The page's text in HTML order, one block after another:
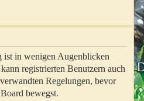
ist in wenigen Augenblicken
registrierten Benutzern auch
Regelungen, bevor
bewegst.